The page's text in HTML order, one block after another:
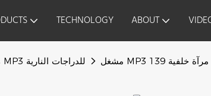
TECHNOLOGY ABOUT
مشغل MP3 للدراجات النارية